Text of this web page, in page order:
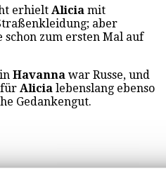
erhielt Alicia mit
aber
schon zum ersten Mal auf
Havanna war Russe, und
für Alicia lebenslang ebenso
Gedankengut.